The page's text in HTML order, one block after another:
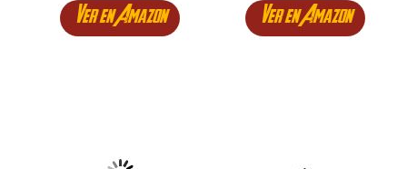
Ver en Amazon Ver en Amazon